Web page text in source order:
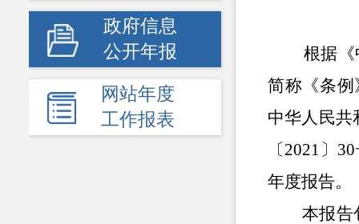
政府信息
公开年报
网站年度
工作报表
根据
简称《条
中华人民共
〔2021〕
年度报告。
本报告